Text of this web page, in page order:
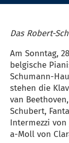
Das Robert-
Am Sonntag,
belgische
Schumann-
stehen die
van
Schubert,
Intermezzi von
a-Moll von